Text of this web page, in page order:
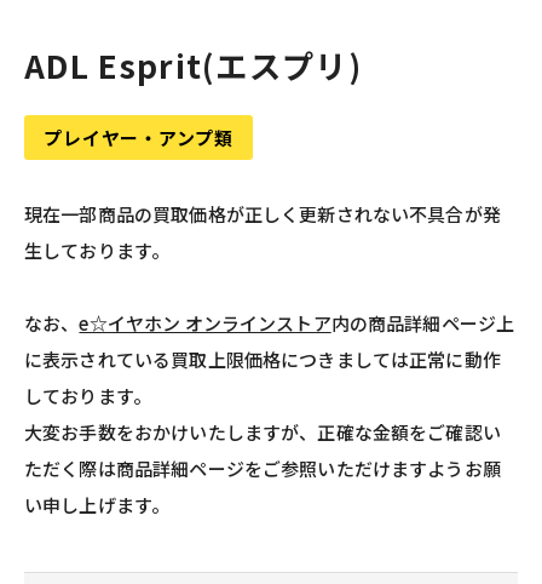
ADL Esprit(エスプリ)
プレイヤー・アンプ類
現在一部商品の買取価格が正しく更新されない不具合が発
生しております。
なお、e☆イヤホン オンラインストア内の商品詳細ページ上
に表示されている買取上限価格につきましては正常に動作
しております。
大変お手数をおかけいたしますが、正確な金額をご確認い
ただく際は商品詳細ページをご参照いただけますようお願
い申し上げます。